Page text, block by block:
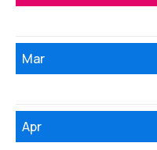
Mar
Apr